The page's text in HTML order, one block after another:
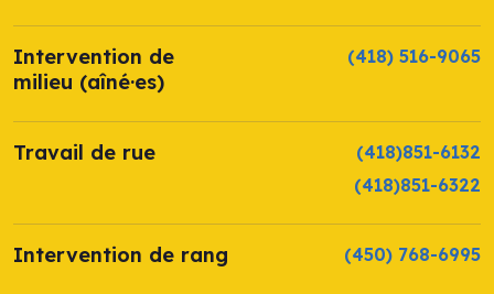
Intervention de
milieu (aîné·es)
(418) 516-9065
Travail de rue
(418)851-6132
(418)851-6322
Intervention de rang (450) 768-6995